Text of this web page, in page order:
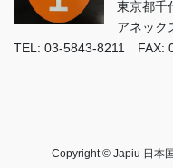
東京都千
アネック
TEL: 03-5843-8211 FAX:
Copyright © Japiu 日本